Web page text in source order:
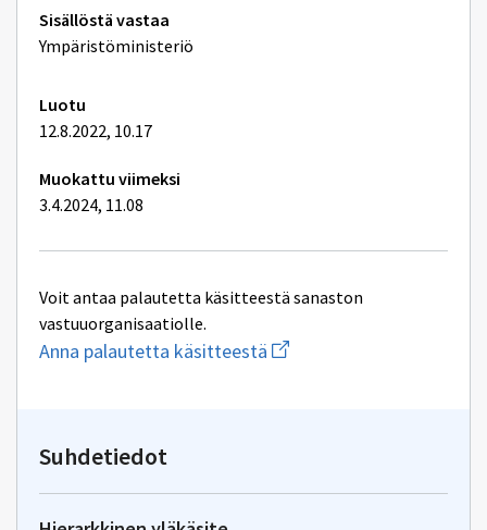
Tekniset
lisätiedot
Sisällöstä vastaa
Ympäristöministeriö
Luotu
12.8.2022, 10.17
Muokattu viimeksi
3.4.2024, 11.08
Voit antaa palautetta käsitteestä sanaston
vastuuorganisaatiolle.
Anna palautetta käsitteestä Aloita
uuden
Suhdetiedot